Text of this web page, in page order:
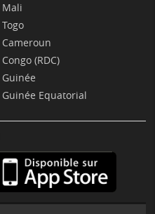
Mali
Togo
Cameroun
Congo (RDC)
Guinée
Guinée Equatorial